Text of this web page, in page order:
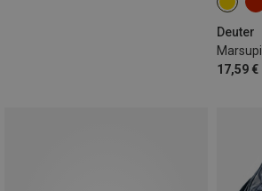
Deuter
17,59 €
1L